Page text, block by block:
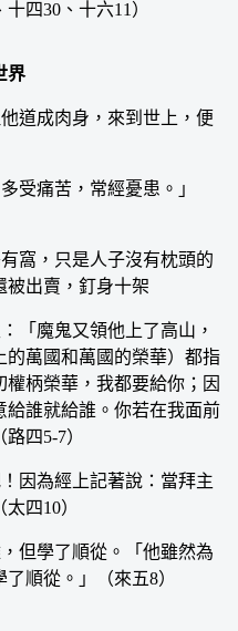
四30、十六11）
界
道成肉身，來到世上，便
受痛苦，常經憂患。」
窩，只是人子沒有枕頭的
被出賣，釘身十架
「魔鬼又領他上了高山，
萬國和萬國的榮華）都指
柄榮華，我都要給你；因
誰就給誰。你若在我面前
四5-7）
因為經上記著說：當拜主
四10）
但學了順從。「他雖然為
順從。」（來五8）